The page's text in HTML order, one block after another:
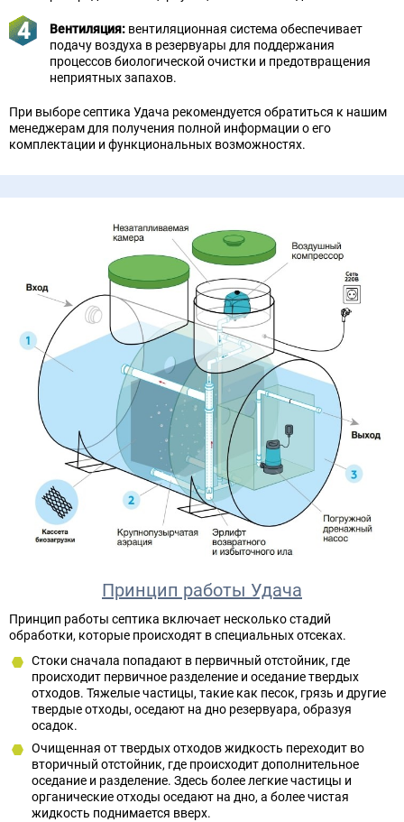
Вентиляция: вентиляционная система обеспечивает
подачу воздуха в резервуары для поддержания
процессов биологической очистки и предотвращения
неприятных запахов.
При выборе септика Удача рекомендуется обратиться к нашим
менеджерам для получения полной информации о его
комплектации и функциональных возможностях.
Принцип работы Удача
Принцип работы септика включает несколько стадий
обработки, которые происходят в специальных отсеках.
Стоки сначала попадают в первичный отстойник, где
происходит первичное разделение и оседание твердых
отходов. Тяжелые частицы, такие как песок, грязь и другие
твердые отходы, оседают на дно резервуара, образуя
осадок.
Очищенная от твердых отходов жидкость переходит во
вторичный отстойник, где происходит дополнительное
оседание и разделение. Здесь более легкие частицы и
органические отходы оседают на дно, а более чистая
жидкость поднимается вверх.